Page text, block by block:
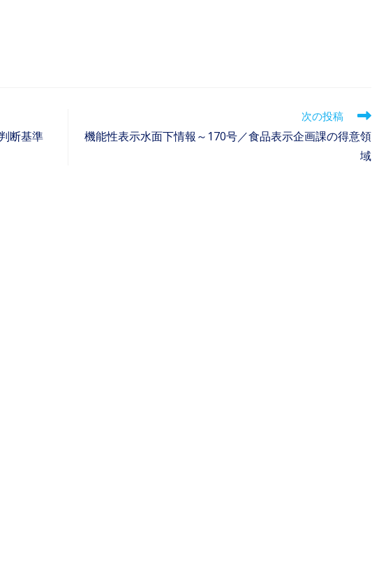
断基準
次の投稿
機能性表示水面下情報～170号／食品表示企画課の得意領
域